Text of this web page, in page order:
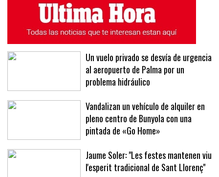
ÚLTIMAS NOTICIAS MÁS LEÍDAS
Un vuelo privado se desvía de urgencia
al aeropuerto de Palma por un
problema hidráulico
Vandalizan un vehículo de alquiler en
pleno centro de Bunyola con una
pintada de «Go Home»